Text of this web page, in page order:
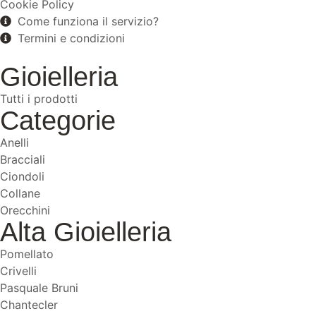
Cookie Policy
Come funziona il servizio?
Termini e condizioni
Gioielleria
Tutti i prodotti
Categorie
Anelli
Bracciali
Ciondoli
Collane
Orecchini
Alta Gioielleria
Pomellato
Crivelli
Pasquale Bruni
Chantecler